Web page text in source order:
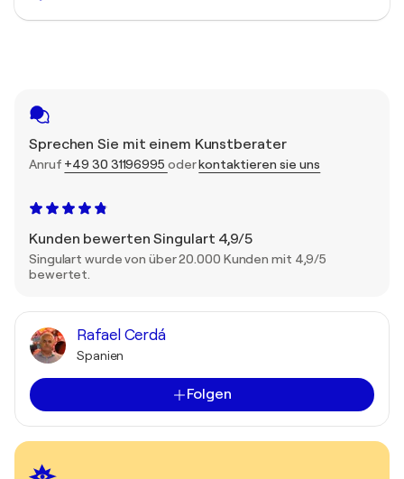
Sprechen Sie mit einem Kunstberater
Anruf +49 30 31196995 oderkontaktieren sie uns
Kunden bewerten Singulart 4,9/5
Singulart wurde von über 20.000 Kunden mit 4,9/5
bewertet.
Rafael Cerdá
Spanien
Folgen